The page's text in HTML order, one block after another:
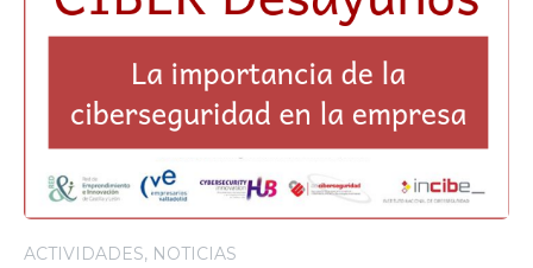
ACTIVIDADES NOTICIAS